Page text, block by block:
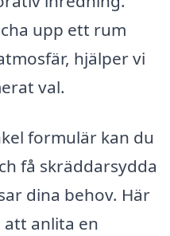
upp ett rum
hjälper vi
val.
formulär kan du
få skräddarsydda
dina behov. Här
anlita en